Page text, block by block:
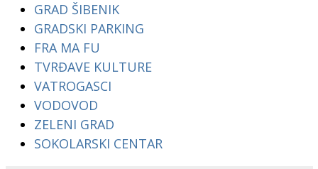
GRAD ŠIBENIK
GRADSKI PARKING
FRA MA FU
TVRĐAVE KULTURE
VATROGASCI
VODOVOD
ZELENI GRAD
SOKOLARSKI CENTAR